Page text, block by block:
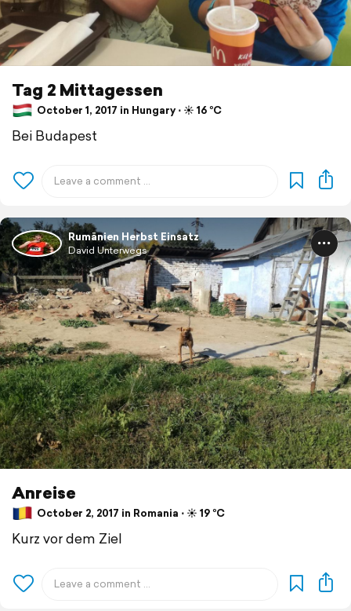
Tag 2 Mittagessen
October 1, 2017 in Hungary ⋅ ☀️ 16 °C
Bei Budapest
Rumänien Herbst Einsatz
David Unterwegs
Anreise
October 2, 2017 in Romania ⋅ ☀️ 19 °C
Kurz vor dem Ziel